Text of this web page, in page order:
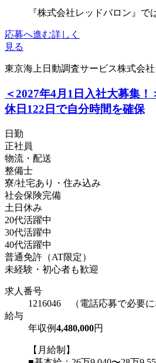
『株式会社レッドバロン』
応募へ進む詳しく
見る
東京海上日動調査サービス株式会社
＜2027年4月1日入社大募集
休日122日で自分時間を確保
日勤
正社員
物流・配送
整備士
寮/社宅あり・住み込み
社会保険完備
土日休み
20代活躍中
30代活躍中
40代活躍中
普通免許（AT限定）
未経験・初心者も歓迎
求人番号
1216046 （電話応募で必要に
給与
年収例4,480,000円
【月給制】